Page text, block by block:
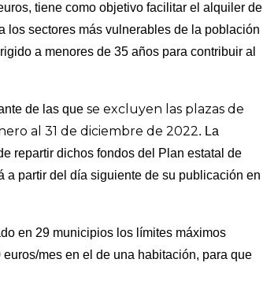
tiene como objetivo facilitar el alquiler de
los sectores más vulnerables de la población
a menores de 35 años para contribuir al
de las quese excluyen las plazas de
al 31 de diciembre de 2022. La
repartir dichos fondos del Plan estatal de
partir del día siguiente de su publicación en
en 29 municipios los límites máximos
mes en el de una habitación, para que